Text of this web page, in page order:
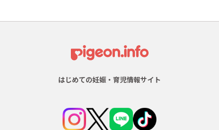
はじめての妊娠・育児情報サイト